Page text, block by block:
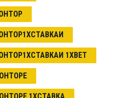
1XBET
1ХСТАВКА